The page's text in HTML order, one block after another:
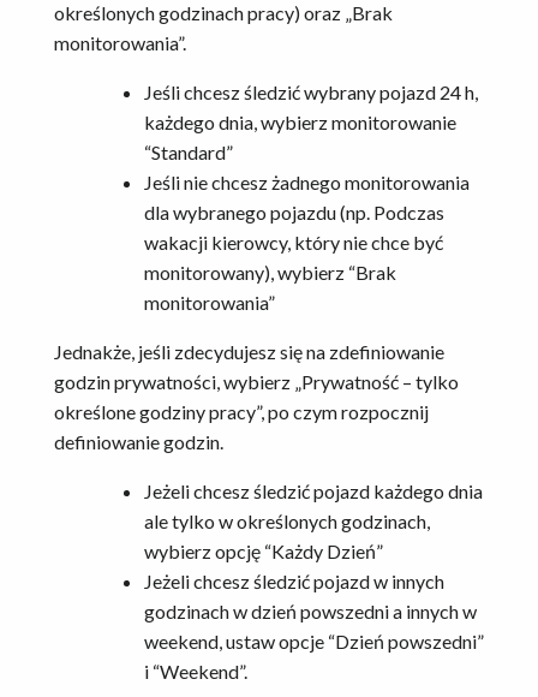
określonych godzinach pracy) oraz „Brak
monitorowania”.
Jeśli chcesz śledzić wybrany pojazd 24 h,
każdego dnia, wybierz monitorowanie
“Standard”
Jeśli nie chcesz żadnego monitorowania
dla wybranego pojazdu (np. Podczas
wakacji kierowcy, który nie chce być
monitorowany), wybierz “Brak
monitorowania”
Jednakże, jeśli zdecydujesz się na zdefiniowanie
godzin prywatności, wybierz „Prywatność – tylko
określone godziny pracy”, po czym rozpocznij
definiowanie godzin.
Jeżeli chcesz śledzić pojazd każdego dnia
ale tylko w określonych godzinach,
wybierz opcję “Każdy Dzień”
Jeżeli chcesz śledzić pojazd w innych
godzinach w dzień powszedni a innych w
weekend, ustaw opcje “Dzień powszedni”
i “Weekend”.